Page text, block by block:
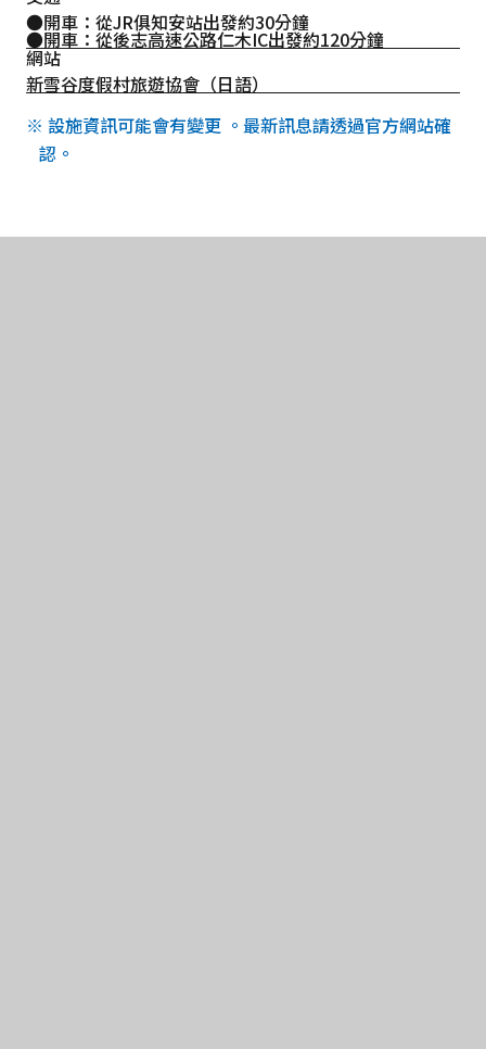
●開車：從JR俱知安站出發約30分鐘
●開車：從後志高速公路仁木IC出發約120分鐘
網站
新雪谷度假村旅遊協會（日語）
※ 設施資訊可能會有變更 。最新訊息請透過官方網站確
認。